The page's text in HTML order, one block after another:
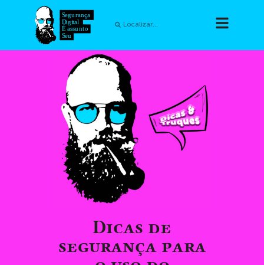
Dicas de
segurança para